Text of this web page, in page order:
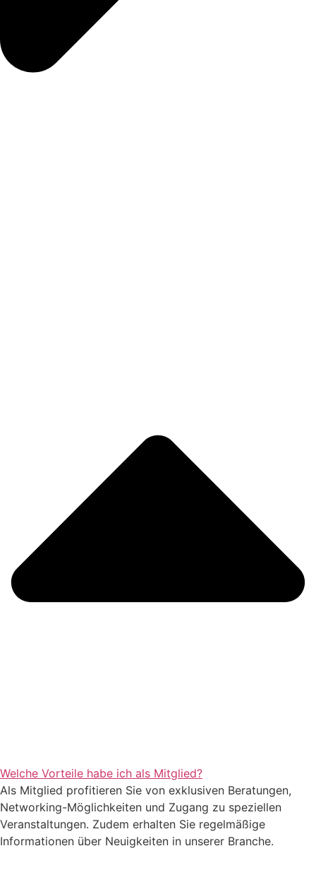
Welche Vorteile habe ich als Mitglied?
Als Mitglied profitieren Sie von exklusiven Beratungen,
Networking-Möglichkeiten und Zugang zu speziellen
Veranstaltungen. Zudem erhalten Sie regelmäßige
Informationen über Neuigkeiten in unserer Branche.